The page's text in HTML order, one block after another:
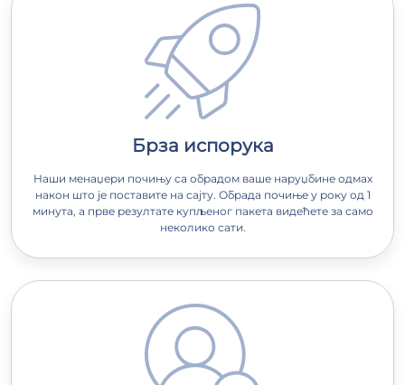
Брза испорука
Наши менаџери почињу са обрадом ваше наруџбине одмах
након што је поставите на сајту. Обрада почиње у року од 1
минута, а прве резултате купљеног пакета видећете за само
неколико сати.